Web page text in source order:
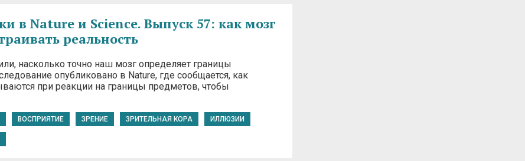
в Nature и Science. Выпуск 57: как мозг
реальность
насколько точно наш мозг определяет границы
опубликовано в Nature, где сообщается, как
при реакции на границы предметов, чтобы
ВОСПРИЯТИЕ ЗРЕНИЕ ЗРИТЕЛЬНАЯ КОРА ИЛЛЮЗИИ